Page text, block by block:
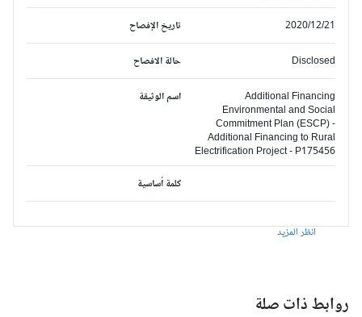
تاريخ الإفصاح 2020/12/21
حالة الافصاح Disclosed
اسم الوثيقة
Additional Financing
Environmental and Social
Commitment Plan (ESCP) -
Additional Financing to Rural
Electrification Project - P175456
كلمة أساسية
انظر المزيد
روابط ذات صلة